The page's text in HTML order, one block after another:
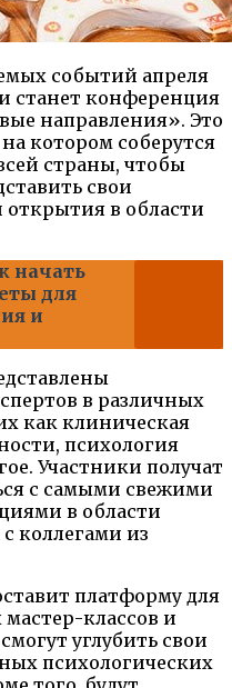
событий апреля
станет конференция
направления». Это
котором соберутся
страны, чтобы
свои
открытия в области
начать
для
и
в различных
как клиническая
психология
Участники получат
с самыми свежими
в области
коллегами из
платформу для
классов и
углубить свои
психологических